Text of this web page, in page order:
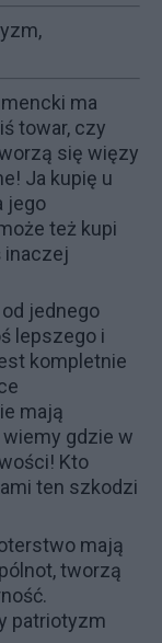
ma
towar, czy
się więzy
Ja kupię u
jego
też kupi
inaczej
jednego
lepszego i
kompletnie
mają
gdzie w
Kto
ten szkodzi
mają
tworzą
patriotyzm